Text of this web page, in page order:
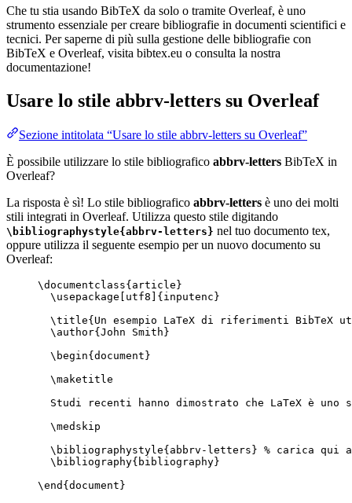
Che tu stia usando BibTeX da solo o tramite Overleaf, è uno
strumento essenziale per creare bibliografie in documenti scientifici e
tecnici. Per saperne di più sulla gestione delle bibliografie con
BibTeX e Overleaf, visita bibtex.eu o consulta la nostra
documentazione!
Usare lo stile abbrv-letters su Overleaf
Sezione intitolata “Usare lo stile abbrv-letters su Overleaf”
È possibile utilizzare lo stile bibliografico abbrv-letters BibTeX in
Overleaf?
La risposta è sì! Lo stile bibliografico abbrv-letters è uno dei molti
stili integrati in Overleaf. Utilizza questo stile digitando
\bibliographystyle{abbrv-letters} nel tuo documento tex,
oppure utilizza il seguente esempio per un nuovo documento su
Overleaf:
\documentclass{ article }
\usepackage
utf8 ]{ inputenc }
\title{Un esempio LaTeX di riferimenti
\author{John Smith}
\begin{ document }
\maketitle
Studi recenti hanno dimostrato che LaTeX è
\medskip
\bibliographystyle{abbrv-letters} % carica qui
\bibliography{bibliography}
\end { document }